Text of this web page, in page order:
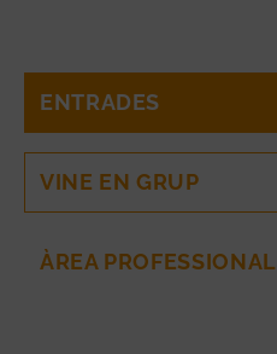
ENTRADES
VINE EN GRUP
ÀREA PROFESSIONAL